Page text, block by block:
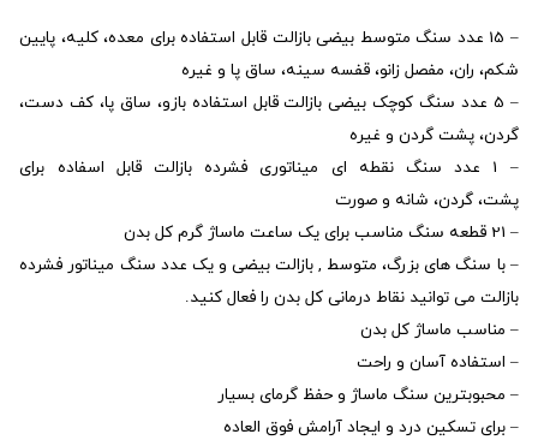
– 15 عدد سنگ متوسط بیضی بازالت قابل استفاده برای معده، کلیه، پایین
شکم، ران، مفصل زانو، قفسه سینه، ساق پا و غیره
– 5 عدد سنگ کوچک بیضی بازالت قابل استفاده بازو، ساق پا، کف دست،
گردن، پشت گردن و غیره
– 1 عدد سنگ نقطه ای میناتوری فشرده بازالت قابل اسفاده برای
پشت، گردن، شانه و صورت
– 21 قطعه سنگ مناسب برای یک ساعت ماساژ گرم کل بدن
– با سنگ های بزرگ، متوسط , بازالت بیضی و یک عدد سنگ میناتور فشرده
بازالت می توانید نقاط درمانی کل بدن را فعال کنید.
– مناسب ماساژ کل بدن
– استفاده آسان و راحت
– محبوبترین سنگ ماساژ و حفظ گرمای بسیار
– برای تسکین درد و ایجاد آرامش فوق العاده